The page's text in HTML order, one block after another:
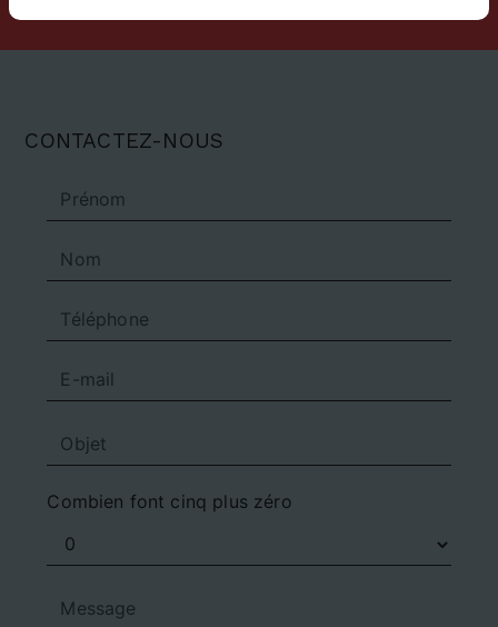
CONTACTEZ-NOUS
Combien font cinq plus zéro